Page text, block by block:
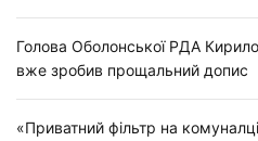
Голова Оболонської РДА
вже зробив прощальний допис
«Приватний фільтр на